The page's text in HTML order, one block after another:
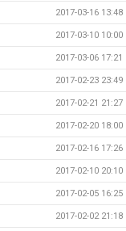
2017-03-16 13:48
2017-03-10 10:00
2017-03-06 17:21
2017-02-23 23:49
2017-02-21 21:27
2017-02-20 18:00
2017-02-16 17:26
2017-02-10 20:10
2017-02-05 16:25
2017-02-02 21:18